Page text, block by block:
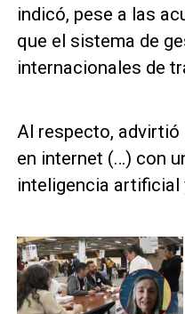
indicó, pese a las
que el sistema de
internacionales de
Al respecto, advirtió
en internet (…) con
inteligencia